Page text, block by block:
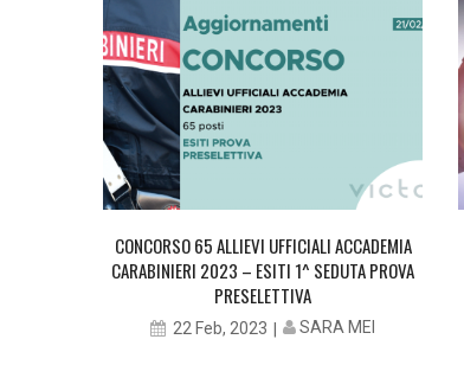
CONCORSO 65 ALLIEVI UFFICIALI ACCADEMIA
CARABINIERI 2023 – ESITI 1^ SEDUTA PROVA
PRESELETTIVA
22 Feb, 2023 SARA MEI